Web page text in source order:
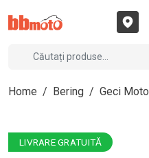
Home / Bering / Geci Moto
LIVRARE GRATUITĂ